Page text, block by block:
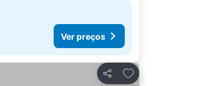
Ver preços
Partilhar
Adicionar aos favoritos